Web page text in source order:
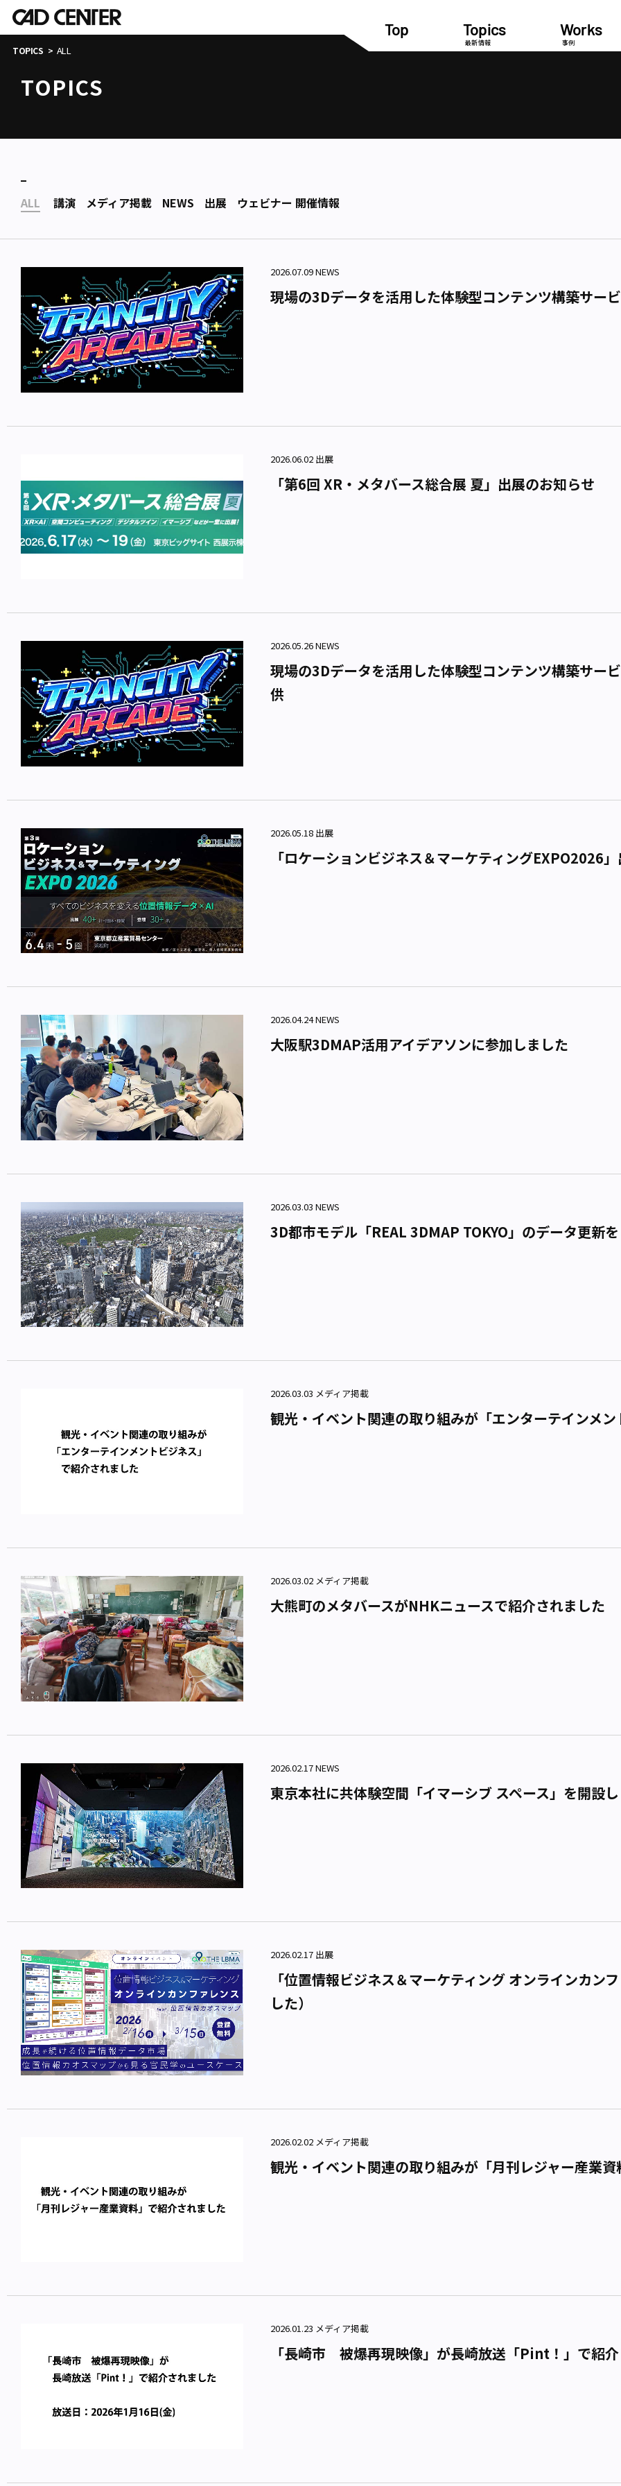
Top Topics
最新情報
Works
事例
TOPICS ALL
TOPICS
ALL 講演 メディア掲載 NEWS 出展 ウェビナー 開催情報
2026.07.09 NEWS
現場の3Dデータを活用した体験型コンテンツ構築サー
2026.06.02 出展
「第6回 XR・メタバース総合展 夏」出展のお知らせ
2026.05.26 NEWS
現場の3Dデータを活用した体験型コンテンツ構築サー
供
2026.05.18 出展
「ロケーションビジネス＆マーケティングEXPO2026
2026.04.24 NEWS
大阪駅3DMAP活用アイデアソンに参加しました
2026.03.03 NEWS
3D都市モデル「REAL 3DMAP TOKYO」のデータ更新
2026.03.03 メディア掲載
観光・イベント関連の取り組みが「エンターテインメ
2026.03.02 メディア掲載
大熊町のメタバースがNHKニュースで紹介されました
2026.02.17 NEWS
東京本社に共体験空間「イマーシブ スペース」を開設
2026.02.17 出展
「位置情報ビジネス＆マーケティング オンラインカ
した）
2026.02.02 メディア掲載
観光・イベント関連の取り組みが「月刊レジャー産業
2026.01.23 メディア掲載
「長崎市 被爆再現映像」が長崎放送「Pint！」で紹